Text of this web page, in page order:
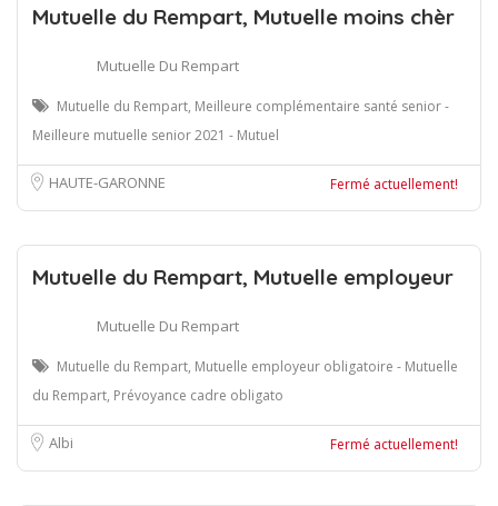
Mutuelle du Rempart, Mutuelle moins chèr
Mutuelle Du Rempart
Mutuelle du Rempart, Meilleure complémentaire santé senior -
Meilleure mutuelle senior 2021 - Mutuel
HAUTE-GARONNE Fermé actuellement!
Mutuelle du Rempart, Mutuelle employeur
Mutuelle Du Rempart
Mutuelle du Rempart, Mutuelle employeur obligatoire - Mutuelle
du Rempart, Prévoyance cadre obligato
Albi Fermé actuellement!